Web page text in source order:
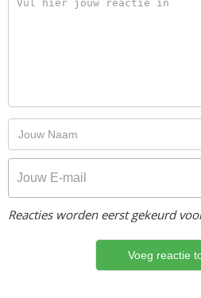
Reacties worden eerst gekeurd